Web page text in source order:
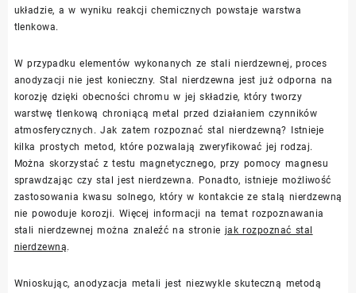
układzie, a w wyniku reakcji chemicznych powstaje warstwa
tlenkowa.
W przypadku elementów wykonanych ze stali nierdzewnej, proces
anodyzacji nie jest konieczny. Stal nierdzewna jest już odporna na
korozję dzięki obecności chromu w jej składzie, który tworzy
warstwę tlenkową chroniącą metal przed działaniem czynników
atmosferycznych. Jak zatem rozpoznać stal nierdzewną? Istnieje
kilka prostych metod, które pozwalają zweryfikować jej rodzaj.
Można skorzystać z testu magnetycznego, przy pomocy magnesu
sprawdzając czy stal jest nierdzewna. Ponadto, istnieje możliwość
zastosowania kwasu solnego, który w kontakcie ze stalą nierdzewną
nie powoduje korozji. Więcej informacji na temat rozpoznawania
stali nierdzewnej można znaleźć na stronie jak rozpoznać stal
nierdzewną.
Wnioskując, anodyzacja metali jest niezwykle skuteczną metodą